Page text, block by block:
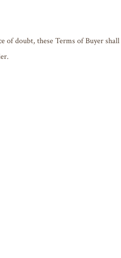
of doubt, these Terms of Buyer